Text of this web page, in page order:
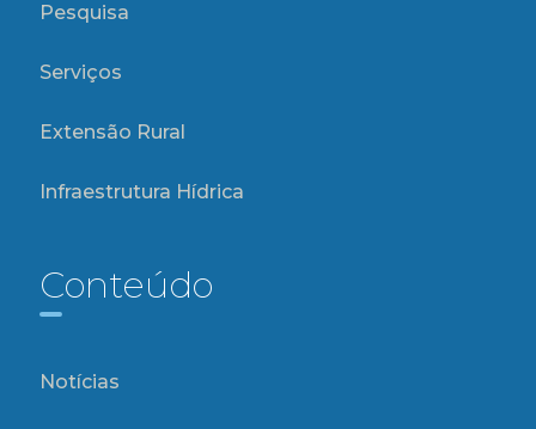
Pesquisa
Serviços
Extensão Rural
Infraestrutura Hídrica
Conteúdo
Notícias